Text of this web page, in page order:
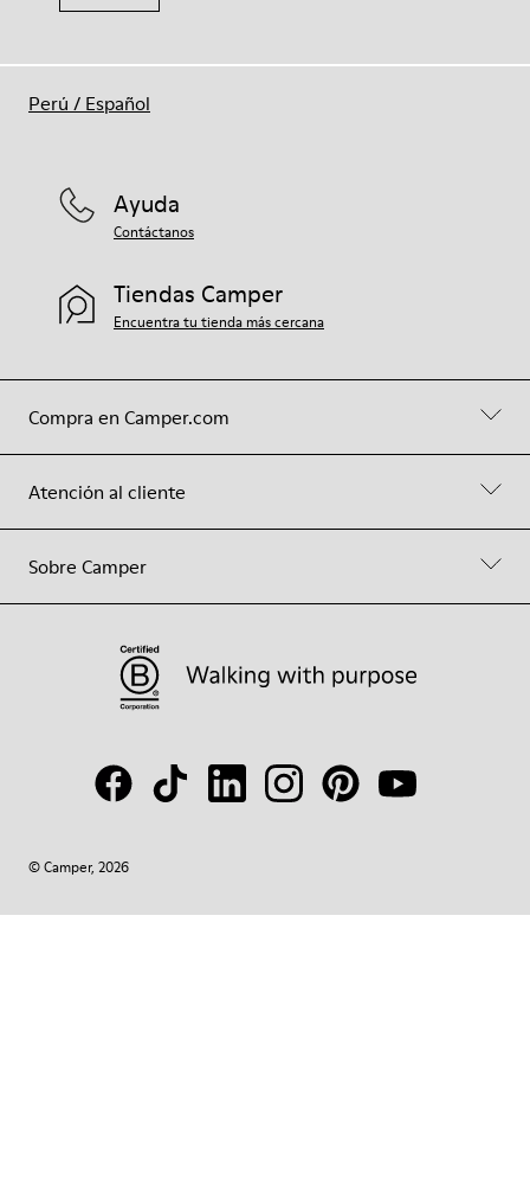
Compra en Camper.com
Atención al cliente
Sobre Camper
Ayuda
Contáctanos
Tiendas Camper
Encuentra tu tienda más cercana
© Camper, 2026
Perú / Español